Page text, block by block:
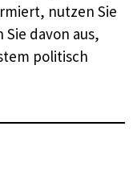
nutzen Sie
davon aus,
politisch